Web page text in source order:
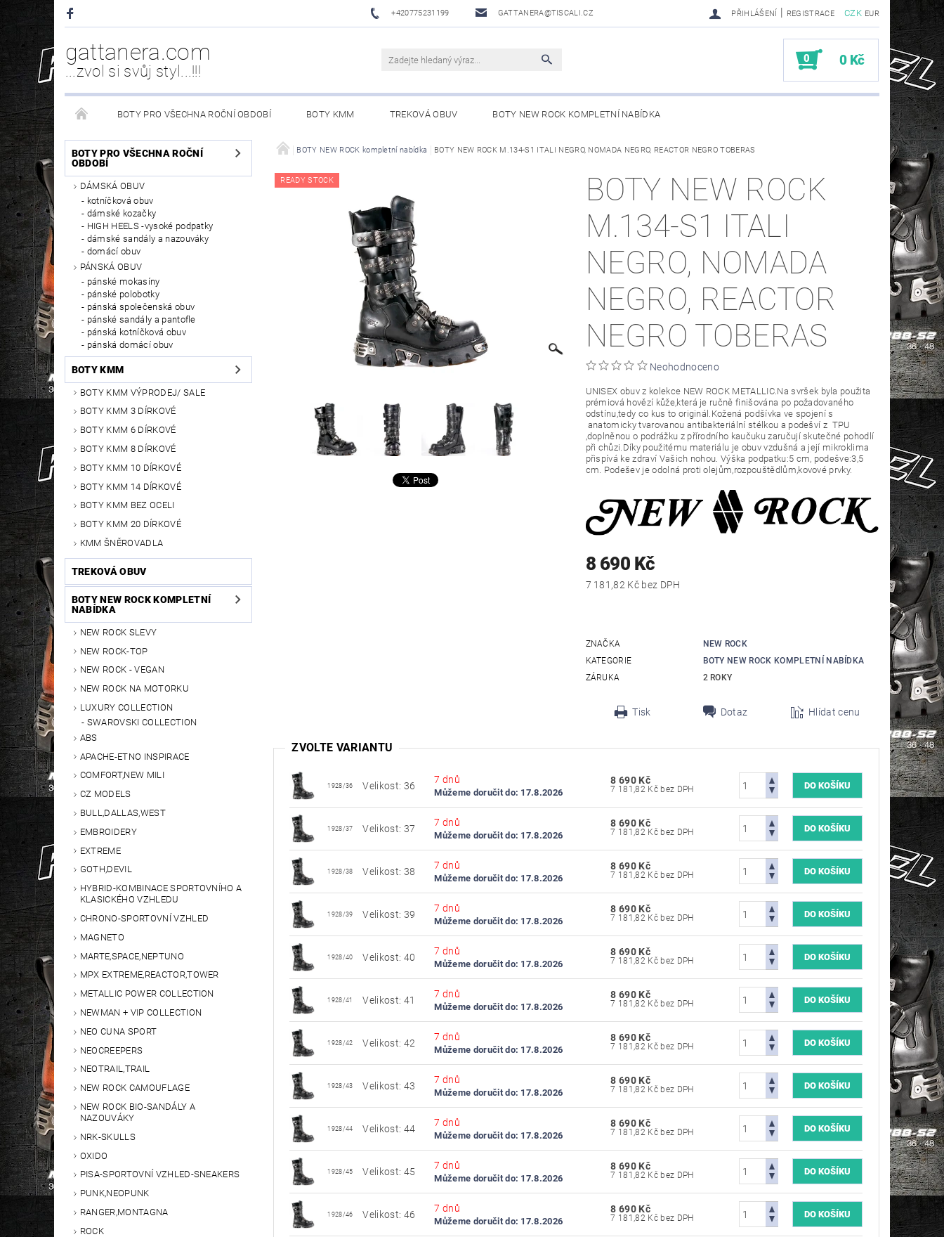
+420775231199 GATTANERA@TISCALI.CZ CZK EUR
PŘIHLÁŠENÍ | REGISTRACE
gattanera.com
...zvol si svůj styl...!!!
0 0 Kč
BOTY PRO VŠECHNA ROČNÍ OBDOBÍ BOTY KMM TREKOVÁ OBUV BOTY NEW ROCK KOMPLETNÍ NABÍDKA
NEW ROCK DOPLŇKY/NÁHRADNÍ DÍLY WESTERNOVÁ OBUV WESTERN BELTS /WESTERNOVÉ OPASKY/ BOTY SENDRA-SENDRA HANDMADE BIKER BOOTS
PÉČE O OBUV
BOTY PRO VŠECHNA ROČNÍ
OBDOBÍ
DÁMSKÁ OBUV
kotníčková obuv
dámské kozačky
HIGH HEELS -vysoké podpatky
dámské sandály a nazouváky
domácí obuv
PÁNSKÁ OBUV
pánské mokasíny
pánské polobotky
pánská společenská obuv
pánské sandály a pantofle
pánská kotníčková obuv
pánská domácí obuv
BOTY KMM
BOTY KMM VÝPRODEJ/ SALE
BOTY KMM 3 DÍRKOVÉ
BOTY KMM 6 DÍRKOVÉ
BOTY KMM 8 DÍRKOVÉ
BOTY KMM 10 DÍRKOVÉ
BOTY KMM 14 DÍRKOVÉ
BOTY KMM BEZ OCELI
BOTY KMM 20 DÍRKOVÉ
KMM ŠNĚROVADLA
TREKOVÁ OBUV
BOTY NEW ROCK KOMPLETNÍ
NABÍDKA
NEW ROCK SLEVY
NEW ROCK-TOP
NEW ROCK - VEGAN
NEW ROCK NA MOTORKU
LUXURY COLLECTION
SWAROVSKI COLLECTION
ABS
APACHE-ETNO INSPIRACE
COMFORT,NEW MILI
CZ MODELS
BULL,DALLAS,WEST
EMBROIDERY
EXTREME
GOTH,DEVIL
HYBRID-KOMBINACE SPORTOVNÍHO A
KLASICKÉHO VZHLEDU
CHRONO-SPORTOVNÍ VZHLED
MAGNETO
MARTE,SPACE,NEPTUNO
MPX EXTREME,REACTOR,TOWER
METALLIC POWER COLLECTION
NEWMAN + VIP COLLECTION
NEO CUNA SPORT
NEOCREEPERS
NEOTRAIL,TRAIL
NEW ROCK CAMOUFLAGE
NEW ROCK BIO-SANDÁLY A
NAZOUVÁKY
NRK-SKULLS
OXIDO
PISA-SPORTOVNÍ VZHLED-SNEAKERS
PUNK,NEOPUNK
RANGER,MONTAGNA
ROCK
BOTY NEW ROCK kompletní nabídka BOTY NEW ROCK M.134-S1 ITALI NEGRO, NOMADA NEGRO, REACTOR NEGRO TOBERAS
READY STOCK
BOTY NEW ROCK
M.134-S1 ITALI
NEGRO, NOMADA
NEGRO, REACTOR
NEGRO TOBERAS
Neohodnoceno
UNISEX obuv z kolekce NEW ROCK METALLIC.Na svršek byla použita
prémiová hovězí kůže,která je ručně finišována po požadovaného
odstínu,tedy co kus to originál.Kožená podšívka ve spojení s
anatomicky tvarovanou antibakteriální stélkou a podešví z TPU
,doplněnou o podrážku z přírodního kaučuku zaručují skutečné pohodlí
při chůzi.Díky použitému materiálu je obuv vzdušná a její mikroklima
přispívá ke zdraví Vašich nohou. Výška podpatku:5 cm, podešve:3,5
cm. Podešev je odolná proti olejům,rozpouštědlům,kovové prvky.
8 690 Kč
7 181,82 Kč bez DPH
ZNAČKA
NEW ROCK
KATEGORIE
BOTY NEW ROCK KOMPLETNÍ NABÍDKA
ZÁRUKA
2 ROKY
Tisk Dotaz Hlídat cenu
ZVOLTE VARIANTU
1928/36 Velikost: 36
7 dnů
Můžeme doručit do: 17.8.2026
8 690 Kč
7 181,82 Kč bez DPH
1928/37 Velikost: 37
7 dnů
Můžeme doručit do: 17.8.2026
8 690 Kč
7 181,82 Kč bez DPH
1928/38 Velikost: 38
7 dnů
Můžeme doručit do: 17.8.2026
8 690 Kč
7 181,82 Kč bez DPH
1928/39 Velikost: 39
7 dnů
Můžeme doručit do: 17.8.2026
8 690 Kč
7 181,82 Kč bez DPH
1928/40 Velikost: 40
7 dnů
Můžeme doručit do: 17.8.2026
8 690 Kč
7 181,82 Kč bez DPH
1928/41 Velikost: 41
7 dnů
Můžeme doručit do: 17.8.2026
8 690 Kč
7 181,82 Kč bez DPH
1928/42 Velikost: 42
7 dnů
Můžeme doručit do: 17.8.2026
8 690 Kč
7 181,82 Kč bez DPH
1928/43 Velikost: 43
7 dnů
Můžeme doručit do: 17.8.2026
8 690 Kč
7 181,82 Kč bez DPH
1928/44 Velikost: 44
7 dnů
Můžeme doručit do: 17.8.2026
8 690 Kč
7 181,82 Kč bez DPH
1928/45 Velikost: 45
7 dnů
Můžeme doručit do: 17.8.2026
8 690 Kč
7 181,82 Kč bez DPH
1928/46 Velikost: 46
7 dnů
Můžeme doručit do: 17.8.2026
8 690 Kč
7 181,82 Kč bez DPH